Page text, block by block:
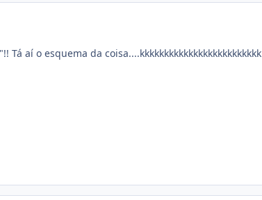
aí o esquema da coisa....kkkkkkkkkkkkkkkkkkkkkkkkk